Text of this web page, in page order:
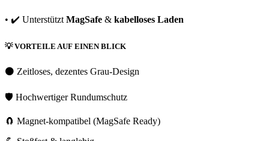
• ✔️ Unterstützt MagSafe & kabelloses Laden
💡VORTEILE AUF EINEN BLICK
⚫ Zeitloses, dezentes Grau-Design
🛡️ Hochwertiger Rundumschutz
🧲 Magnet-kompatibel (MagSafe Ready)